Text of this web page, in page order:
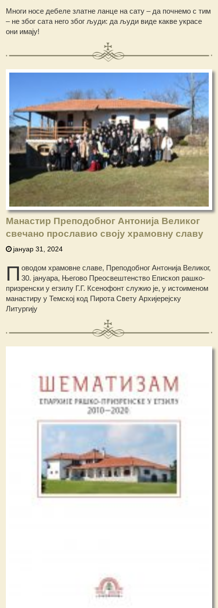
Многи носе дебеле златне ланце на сату – да почнемо с тим
– не због сата него због људи: да људи виде какве украсе
они имају!
Манастир Преподобног Антонија Великог
свечано прославио своју храмовну славу
јануар 31, 2024
П оводом храмовне славе, Преподобног Антонија Великог,
30. јануара, Његово Преосвештенство Епископ рашко-
призренски у егзилу Г.Г. Ксенофонт служио је, у истоименом
манастиру у Темској код Пирота Свету Архијерејску
Литургију